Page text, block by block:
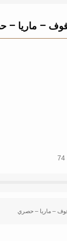
– ماريا
74
– ماريا – حصري